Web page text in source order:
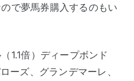
で夢馬券購入するのもい
1.1倍）ディープボンド
ーズ、グランデマーレ、